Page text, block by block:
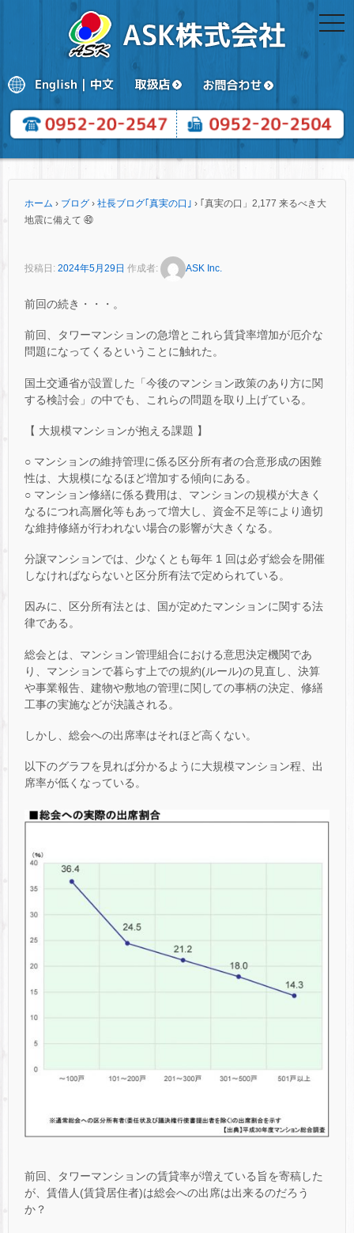
ホーム › ブログ › 社長ブログ｢真実の口｣ › ｢真実の口」2,177 来るべき大
地震に備えて ㊵
投稿日: 2024年5月29日 作成者: ASK Inc.
前回の続き・・・。
前回、タワーマンションの急増とこれら賃貸率増加が厄介な
問題になってくるということに触れた。
国土交通省が設置した「今後のマンション政策のあり方に関
する検討会」の中でも、これらの問題を取り上げている。
【 大規模マンションが抱える課題 】
○ マンションの維持管理に係る区分所有者の合意形成の困難
性は、大規模になるほど増加する傾向にある。
○ マンション修繕に係る費用は、マンションの規模が大きく
なるにつれ高層化等もあって増大し、資金不足等により適切
な維持修繕が行われない場合の影響が大きくなる。
分譲マンションでは、少なくとも毎年 1 回は必ず総会を開催
しなければならないと区分所有法で定められている。
因みに、区分所有法とは、国が定めたマンションに関する法
律である。
総会とは、マンション管理組合における意思決定機関であ
り、マンションで暮らす上での規約(ルール)の見直し、決算
や事業報告、建物や敷地の管理に関しての事柄の決定、修繕
工事の実施などが決議される。
しかし、総会への出席率はそれほど高くない。
以下のグラフを見れば分かるように大規模マンション程、出
席率が低くなっている。
前回、タワーマンションの賃貸率が増えている旨を寄稿した
が、賃借人(賃貸居住者)は総会への出席は出来るのだろう
か？